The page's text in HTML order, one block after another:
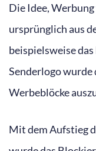
Die Idee,
ursprünglich aus
beispielsweise
Senderlogo wurde
Werbeblöcke
Mit dem Aufstieg